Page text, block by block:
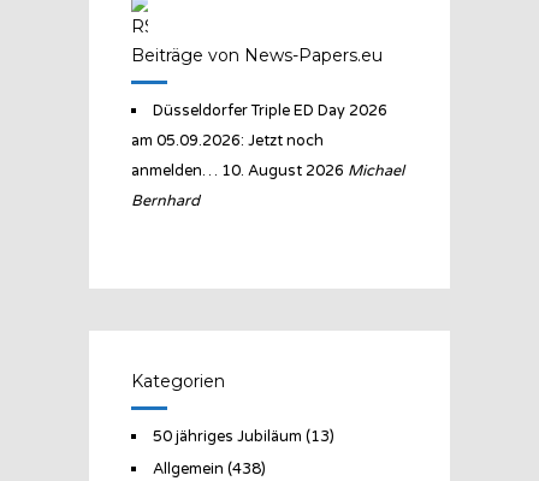
Beiträge von News-Papers.eu
Düsseldorfer Triple ED Day 2026
am 05.09.2026: Jetzt noch
anmelden… 10. August 2026 Michael
Bernhard
Kategorien
50 jähriges Jubiläum (13)
Allgemein (438)